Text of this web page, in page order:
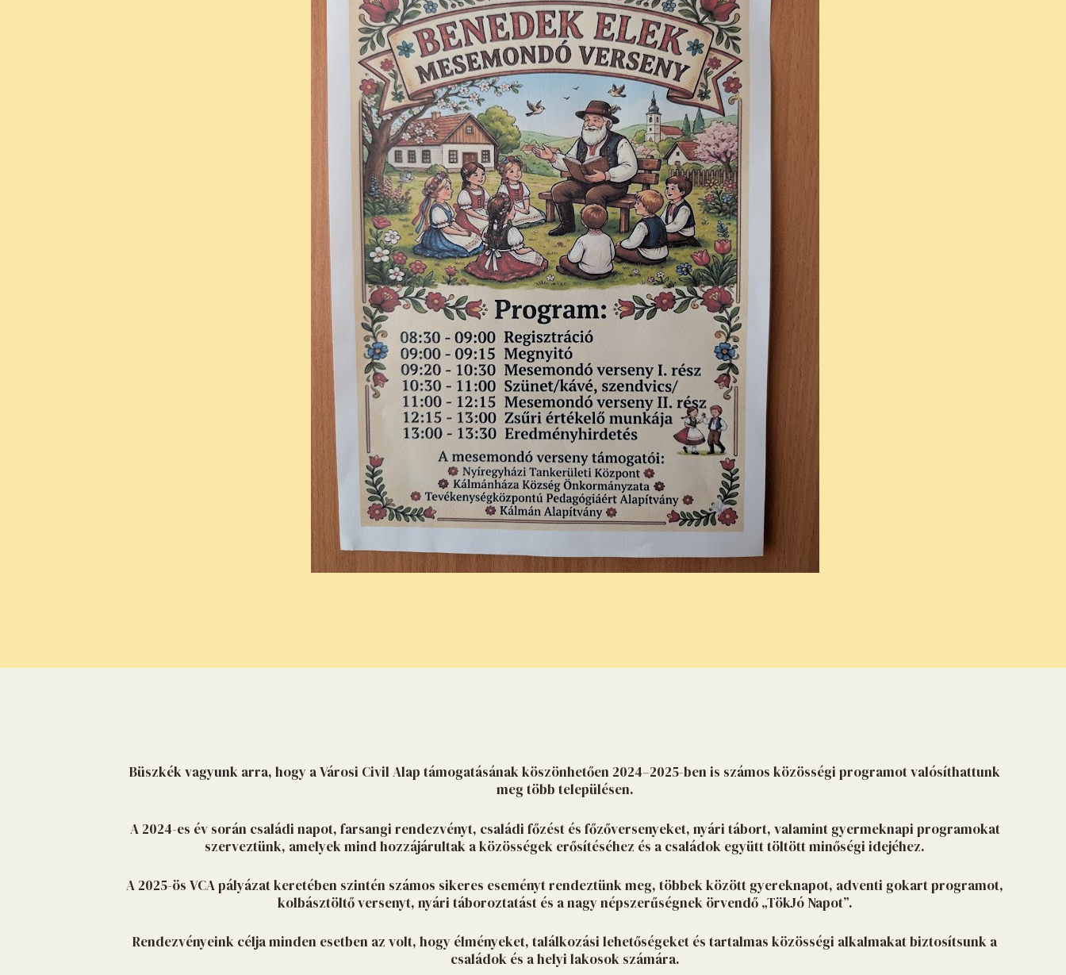
Büszkék vagyunk arra, hogy a Városi Civil Alap támogatásának köszönhetően 2024–2025-ben is számos közösségi programot valósíthattunk
meg több településen.
A 2024-es év során családi napot, farsangi rendezvényt, családi főzést és főzőversenyeket, nyári tábort, valamint gyermeknapi programokat
szerveztünk, amelyek mind hozzájárultak a közösségek erősítéséhez és a családok együtt töltött minőségi idejéhez.
A 2025-ös VCA pályázat keretében szintén számos sikeres eseményt rendeztünk meg, többek között gyereknapot, adventi gokart programot,
kolbásztöltő versenyt, nyári táboroztatást és a nagy népszerűségnek örvendő „TökJó Napot”.
Rendezvényeink célja minden esetben az volt, hogy élményeket, találkozási lehetőségeket és tartalmas közösségi alkalmakat biztosítsunk a
családok és a helyi lakosok számára.